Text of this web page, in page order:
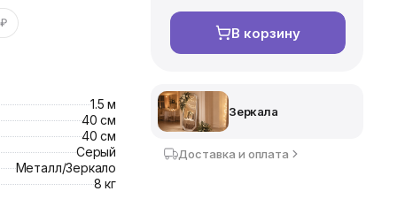
1.5 м
40 см
40 см
Серый
Металл/Зеркало
8 кг
В корзину
Зеркала
Доставка и оплата